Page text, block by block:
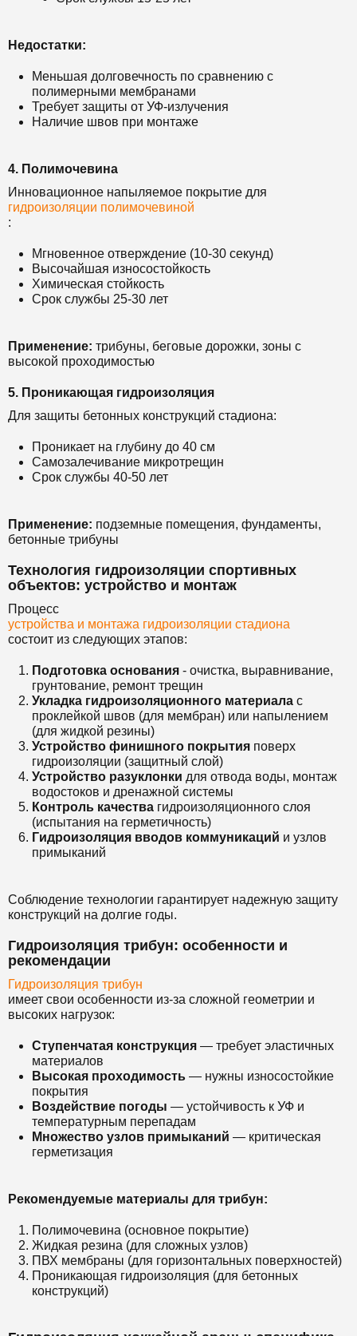
Недостатки:
Меньшая долговечность по сравнению с
полимерными мембранами
Требует защиты от УФ-излучения
Наличие швов при монтаже
4. Полимочевина
Инновационное напыляемое покрытие для
гидроизоляции полимочевиной
:
Мгновенное отверждение (10-30 секунд)
Высочайшая износостойкость
Химическая стойкость
Срок службы 25-30 лет
Применение: трибуны, беговые дорожки, зоны с
высокой проходимостью
5. Проникающая гидроизоляция
Для защиты бетонных конструкций стадиона:
Проникает на глубину до 40 см
Самозалечивание микротрещин
Срок службы 40-50 лет
Применение: подземные помещения, фундаменты,
бетонные трибуны
Технология гидроизоляции спортивных
объектов: устройство и монтаж
Процесс
устройства и монтажа гидроизоляции стадиона
состоит из следующих этапов:
Подготовка основания - очистка, выравнивание,
грунтование, ремонт трещин
Укладка гидроизоляционного материала с
проклейкой швов (для мембран) или напылением
(для жидкой резины)
Устройство финишного покрытия поверх
гидроизоляции (защитный слой)
Устройство разуклонки для отвода воды, монтаж
водостоков и дренажной системы
Контроль качества гидроизоляционного слоя
(испытания на герметичность)
Гидроизоляция вводов коммуникаций и узлов
примыканий
Соблюдение технологии гарантирует надежную защиту
конструкций на долгие годы.
Гидроизоляция трибун: особенности и
рекомендации
Гидроизоляция трибун
имеет свои особенности из-за сложной геометрии и
высоких нагрузок:
Ступенчатая конструкция — требует эластичных
материалов
Высокая проходимость — нужны износостойкие
покрытия
Воздействие погоды — устойчивость к УФ и
температурным перепадам
Множество узлов примыканий — критическая
герметизация
Рекомендуемые материалы для трибун:
Полимочевина (основное покрытие)
Жидкая резина (для сложных узлов)
ПВХ мембраны (для горизонтальных поверхностей)
Проникающая гидроизоляция (для бетонных
конструкций)